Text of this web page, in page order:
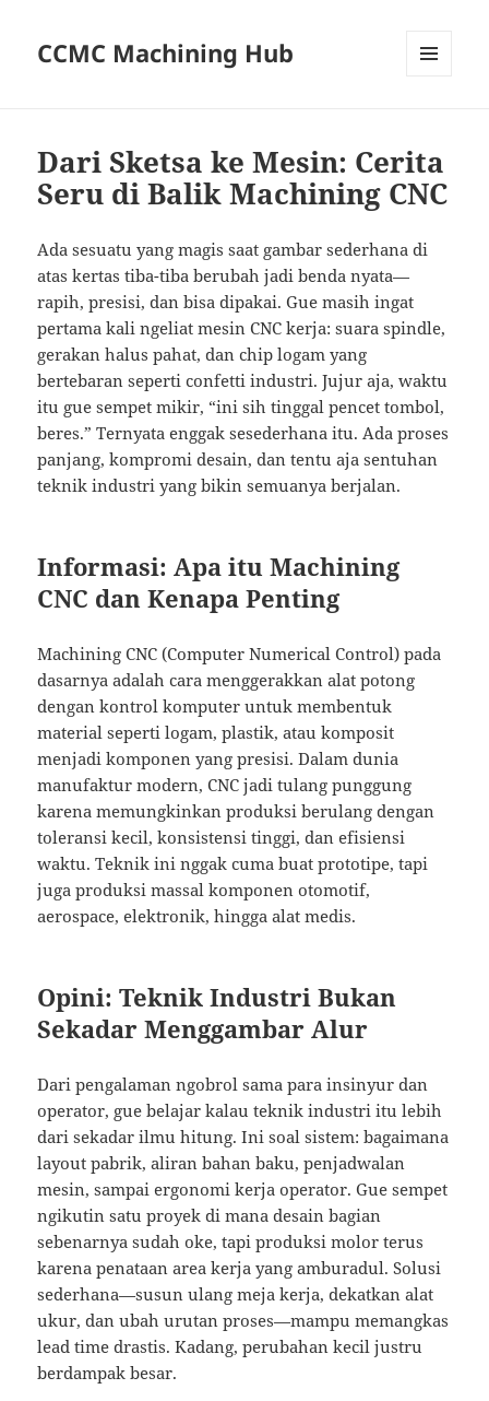
CCMC Machining Hub
Dari Sketsa ke Mesin: Cerita
Seru di Balik Machining CNC
Ada sesuatu yang magis saat gambar sederhana di
atas kertas tiba-tiba berubah jadi benda nyata—
rapih, presisi, dan bisa dipakai. Gue masih ingat
pertama kali ngeliat mesin CNC kerja: suara spindle,
gerakan halus pahat, dan chip logam yang
bertebaran seperti confetti industri. Jujur aja, waktu
itu gue sempet mikir, “ini sih tinggal pencet tombol,
beres.” Ternyata enggak sesederhana itu. Ada proses
panjang, kompromi desain, dan tentu aja sentuhan
teknik industri yang bikin semuanya berjalan.
Informasi: Apa itu Machining
CNC dan Kenapa Penting
Machining CNC (Computer Numerical Control) pada
dasarnya adalah cara menggerakkan alat potong
dengan kontrol komputer untuk membentuk
material seperti logam, plastik, atau komposit
menjadi komponen yang presisi. Dalam dunia
manufaktur modern, CNC jadi tulang punggung
karena memungkinkan produksi berulang dengan
toleransi kecil, konsistensi tinggi, dan efisiensi
waktu. Teknik ini nggak cuma buat prototipe, tapi
juga produksi massal komponen otomotif,
aerospace, elektronik, hingga alat medis.
Opini: Teknik Industri Bukan
Sekadar Menggambar Alur
Dari pengalaman ngobrol sama para insinyur dan
operator, gue belajar kalau teknik industri itu lebih
dari sekadar ilmu hitung. Ini soal sistem: bagaimana
layout pabrik, aliran bahan baku, penjadwalan
mesin, sampai ergonomi kerja operator. Gue sempet
ngikutin satu proyek di mana desain bagian
sebenarnya sudah oke, tapi produksi molor terus
karena penataan area kerja yang amburadul. Solusi
sederhana—susun ulang meja kerja, dekatkan alat
ukur, dan ubah urutan proses—mampu memangkas
lead time drastis. Kadang, perubahan kecil justru
berdampak besar.